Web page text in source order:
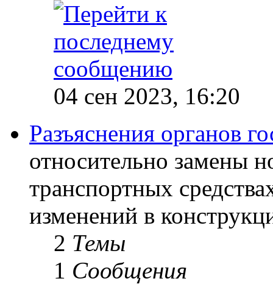
04 сен 2023, 16:20
Разъяснения органов
относительно замены
транспортных
изменений в
2 Темы
1 Сообщения